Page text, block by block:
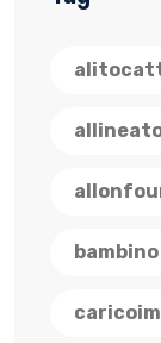
bambino